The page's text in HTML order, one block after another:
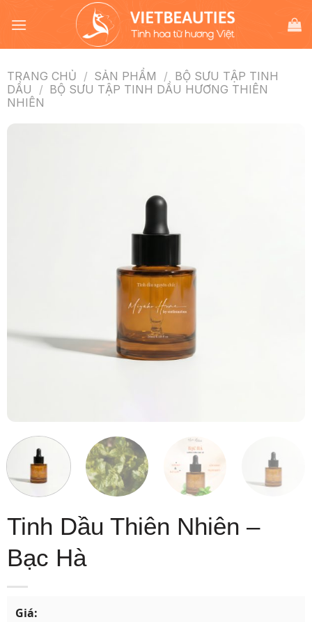
đến
TRANG CHỦ / SẢN PHẨM / BỘ SƯU TẬP TINH
DẦU
/ BỘ SƯU TẬP TINH DẦU HƯƠNG THIÊN
NHIÊN
Tinh Dầu Thiên Nhiên –
Bạc Hà
Giá: